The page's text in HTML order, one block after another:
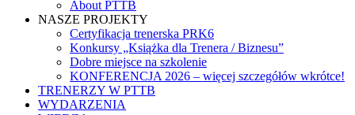
About PTTB
NASZE PROJEKTY
Certyfikacja trenerska PRK6
Konkursy „Książka dla Trenera / Biznesu”
Dobre miejsce na szkolenie
KONFERENCJA 2026 – więcej szczegółów wkrótce!
TRENERZY W PTTB
WYDARZENIA